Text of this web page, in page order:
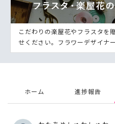
こだわりの楽屋花やフラスタを
せください。フラワーデザイナ
ホーム 進捗報告